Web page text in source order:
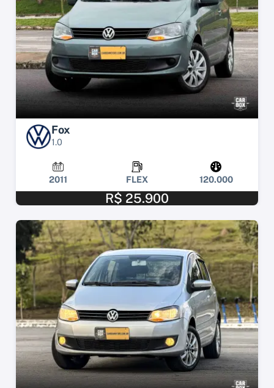
Fox
1.0
2011 FLEX 120.000
R$ 25.900